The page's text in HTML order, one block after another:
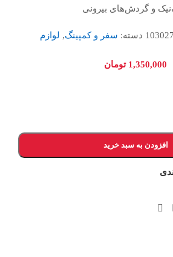
و گردش‌های بیرونی
دسته: سفر و کمپینگ, لوازم
1,350,000 تومان
افزودن به سبد خرید